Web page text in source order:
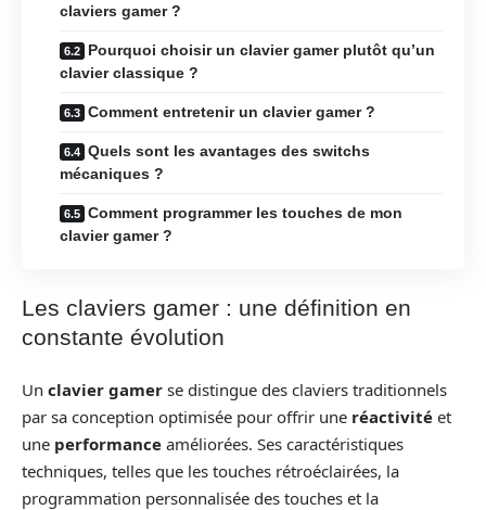
claviers gamer ?
Pourquoi choisir un clavier gamer plutôt qu’un
clavier classique ?
Comment entretenir un clavier gamer ?
Quels sont les avantages des switchs
mécaniques ?
Comment programmer les touches de mon
clavier gamer ?
Les claviers gamer : une définition en
constante évolution
Un clavier gamer se distingue des claviers traditionnels
par sa conception optimisée pour offrir une réactivité et
une performance améliorées. Ses caractéristiques
techniques, telles que les touches rétroéclairées, la
programmation personnalisée des touches et la